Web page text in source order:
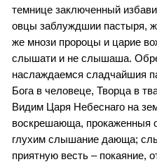
темнице заключенный
овцы заблуждшии пастыря,
же мнози пророцы и царие
слышати и не слышаша.
наслаждаемся сладчайшия
Бога в человеце, Творца в
Видим Царя Небеснаго на
воскрешающа, прокаженныя
глухим слышание дающа;
приятную весть – покаяние,